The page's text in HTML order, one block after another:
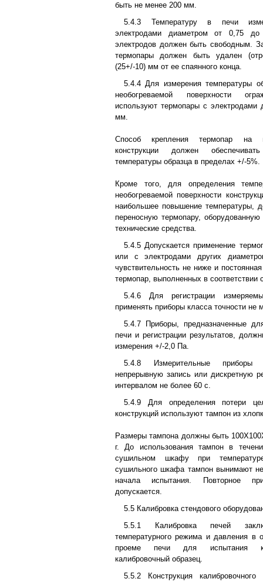
быть не менее 200 мм.
5.4.3 Температуру в печи
электродами диаметром от 0,75
электродов должен быть свободным.
термопары должен быть удален
(25+/-10) мм от ее спаянного конца.
5.4.4 Для измерения температуры
необогреваемой поверхности
используют термопары с электродами
мм.
Способ крепления термопар на
конструкции должен
температуры образца в пределах +/-5%.
Кроме того, для определения
необогреваемой поверхности
наибольшее повышение температуры,
переносную термопару,
технические средства.
5.4.5 Допускается применение
или с электродами других
чувствительность не ниже и
термопар, выполненных в соответствии
5.4.6 Для регистрации
применять приборы класса точности не
5.4.7 Приборы, предназначенные
печи и регистрации результатов,
измерения +/-2,0 Па.
5.4.8 Измерительные приборы
непрерывную запись или дискретную
интервалом не более 60 с.
5.4.9 Для определения потери
конструкций используют тампон из
Размеры тампона должны быть
г. До использования тампон в
сушильном шкафу при
сушильного шкафа тампон вынимают
начала испытания. Повторное
допускается.
5.5 Калибровка стендового
5.5.1 Калибровка печей
температурного режима и давления
проеме печи для испытания
калибровочный образец.
5.5.2 Конструкция